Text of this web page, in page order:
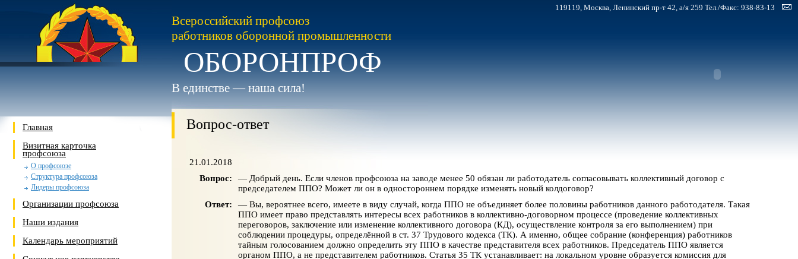
119119, Москва, Ленинский пр-т 42, а/я 259 Тел./Факс: 938-83-13
Всероссийский профсоюз
работников оборонной промышленности
ОБОРОНПРОФ
В единстве — наша сила!
Главная
Визитная карточка
профсоюза
О профсоюзе
Структура профсоюза
Лидеры профсоюза
Организации профсоюза
Наши издания
Календарь мероприятий
Вопрос-ответ
21.01.2018
Вопрос:
— Добрый день. Если членов профсоюза на заводе менее 50 обязан ли работодатель согласовывать коллективный договор с
председателем ППО? Может ли он в одностороннем порядке изменять новый колдоговор?
Ответ:
— Вы, вероятнее всего, имеете в виду случай, когда ППО не объединяет более половины работников данного работодателя. Такая
ППО имеет право представлять интересы всех работников в коллективно-договорном процессе (проведение коллективных
переговоров, заключение или изменение коллективного договора (КД), осуществление контроля за его выполнением) при
соблюдении процедуры, определённой в ст. 37 Трудового кодекса (ТК). А именно, общее собрание (конференция) работников
тайным голосованием должно определить эту ППО в качестве представителя всех работников. Председатель ППО является
органом ППО, а не представителем работников. Статья 35 ТК устанавливает: на локальном уровне образуется комиссия для